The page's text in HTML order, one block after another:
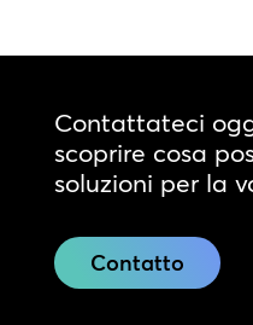
Contattateci
scoprire cosa
soluzioni per la
Contatto